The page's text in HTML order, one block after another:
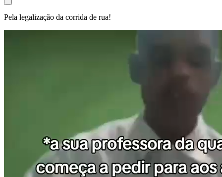
Pela legalização da corrida de rua!